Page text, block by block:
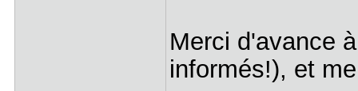
Merci d'avance
informés!), et